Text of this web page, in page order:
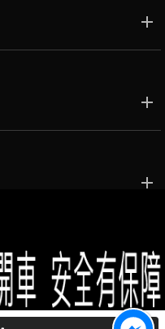
All rights reserved.